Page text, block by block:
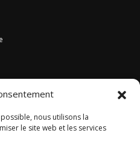
nous utilisons la
le site web et les services